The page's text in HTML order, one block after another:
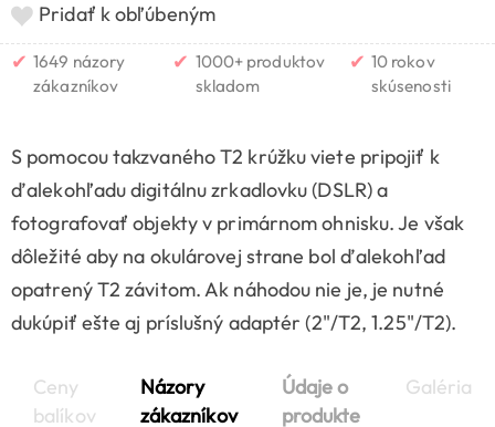
Pridať k obľúbeným
✔ 1649 názory
zákazníkov
✔ 1000+ produktov
skladom
✔ 10 rokov
skúsenosti
S pomocou takzvaného T2 krúžku viete pripojiť k
ďalekohľadu digitálnu zrkadlovku (DSLR) a
fotografovať objekty v primárnom ohnisku. Je však
dôležité aby na okulárovej strane bol ďalekohľad
opatrený T2 závitom. Ak náhodou nie je, je nutné
dukúpiť ešte aj príslušný adaptér (2"/T2, 1.25"/T2).
Ceny
balíkov
Názory
zákazníkov
Údaje o
produkte
Galéria